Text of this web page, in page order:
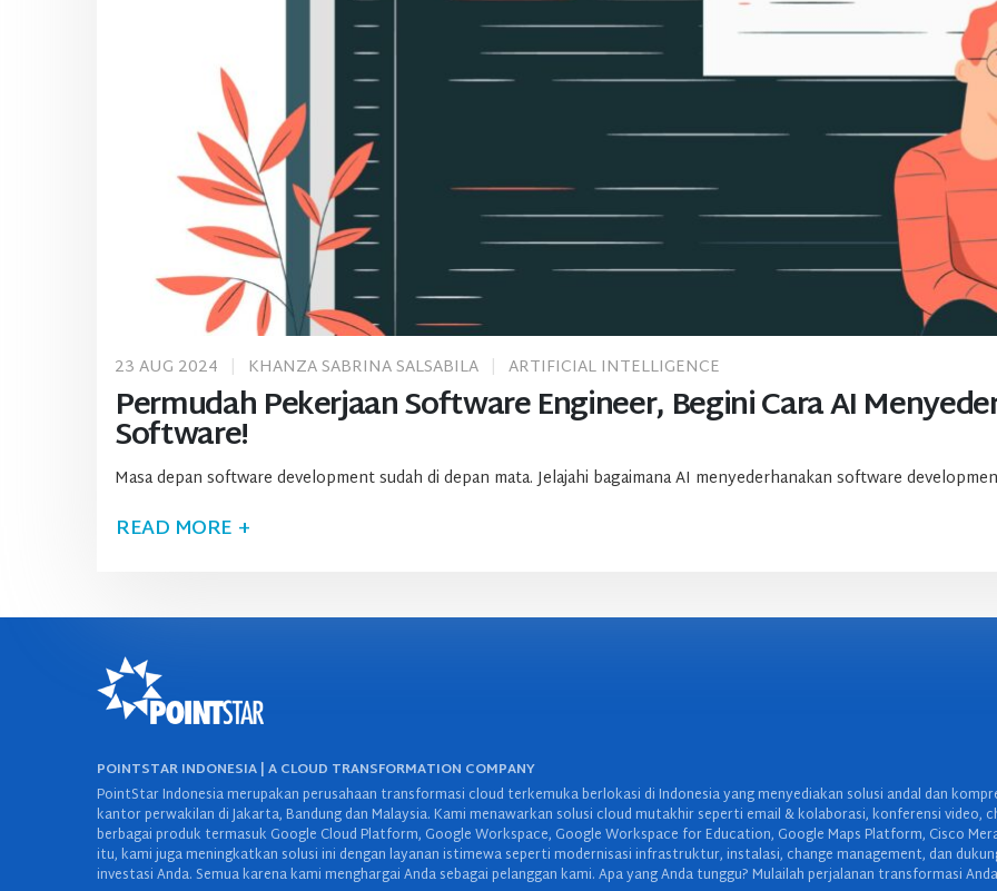
Permudah Pekerjaan Software Engineer, Begini Cara AI
Software!
23 AUG 2024 KHANZA SABRINA SALSABILA ARTIFICIAL INTELLIGENCE
Masa depan software development sudah di depan mata. Jelajahi bagaimana AI menyederhanakan software
READ MORE +
POINTSTAR INDONESIA | A CLOUD TRANSFORMATION COMPANY
PointStar Indonesia merupakan perusahaan transformasi cloud terkemuka berlokasi di Indonesia yang menyediakan solusi andal dan
kantor perwakilan di Jakarta, Bandung dan Malaysia. Kami menawarkan solusi cloud mutakhir seperti email & kolaborasi, konferensi
berbagai produk termasuk Google Cloud Platform, Google Workspace, Google Workspace for Education, Google Maps Platform, Cisco
itu, kami juga meningkatkan solusi ini dengan layanan istimewa seperti modernisasi infrastruktur, instalasi, change management, dan
investasi Anda. Semua karena kami menghargai Anda sebagai pelanggan kami. Apa yang Anda tunggu? Mulailah perjalanan transformasi